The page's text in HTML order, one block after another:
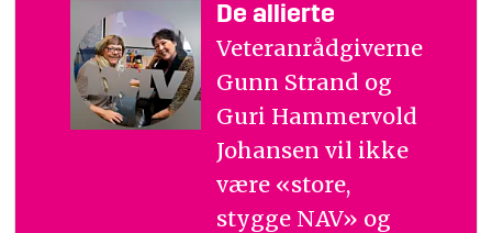
De allierte
Veteranrådgiverne
Gunn Strand og
Guri Hammervold
Johansen vil ikke
være «store,
stygge NAV» og